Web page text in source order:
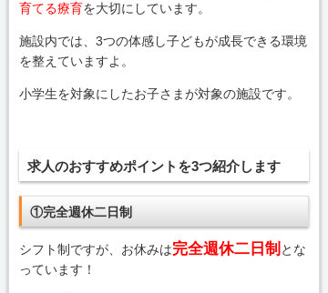
育てる療育を大切にしています。
施設内では、3つの体感し子どもが成長できる環境
を整えていますよ。
小学生を対象にしたお子さまが対象の施設です。
求人のおすすめポイントを3つ紹介します
①完全週休二日制
シフト制ですが、お休みは完全週休二日制 とな
っています！